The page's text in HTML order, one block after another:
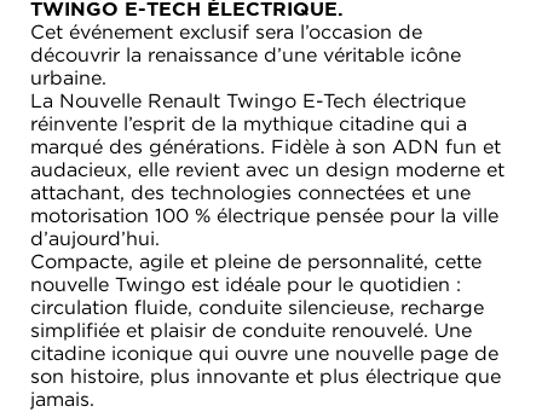
TWINGO E-TECH ÉLECTRIQUE.
Cet événement exclusif sera l’occasion de
découvrir la renaissance d’une véritable icône
urbaine.
La Nouvelle Renault Twingo E-Tech électrique
réinvente l’esprit de la mythique citadine qui a
marqué des générations. Fidèle à son ADN fun et
audacieux, elle revient avec un design moderne et
attachant, des technologies connectées et une
motorisation 100 % électrique pensée pour la ville
d’aujourd’hui.
Compacte, agile et pleine de personnalité, cette
nouvelle Twingo est idéale pour le quotidien :
circulation fluide, conduite silencieuse, recharge
simplifiée et plaisir de conduite renouvelé. Une
citadine iconique qui ouvre une nouvelle page de
son histoire, plus innovante et plus électrique que
jamais.